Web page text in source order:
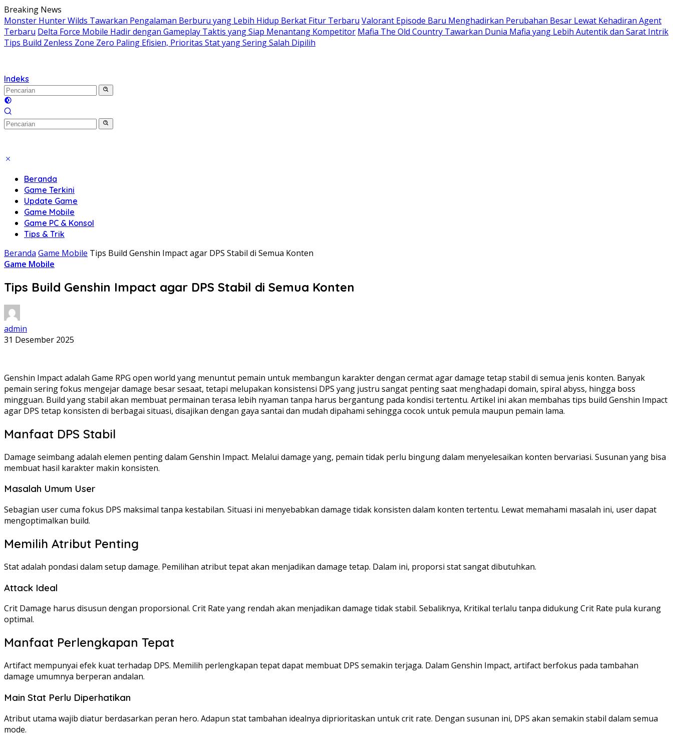
Langsung
ke
konten
Breaking News
Monster Hunter Wilds Tawarkan Pengalaman Berburu yang Lebih Hidup Berkat Fitur Terbaru Valorant Episode Baru Menghadirkan Perubahan Besar Lewat Kehadiran Agent
Terbaru Delta Force Mobile Hadir dengan Gameplay Taktis yang Siap Menantang Kompetitor Mafia The Old Country Tawarkan Dunia Mafia yang Lebih Autentik dan Sarat Intrik
Tips Build Zenless Zone Zero Paling Efisien, Prioritas Stat yang Sering Salah Dipilih
Indeks
Beranda
Game Terkini
Update Game
Game Mobile
Game PC & Konsol
Tips & Trik
Beranda Game Mobile Tips Build Genshin Impact agar DPS Stabil di Semua Konten
Game Mobile
Tips Build Genshin Impact agar DPS Stabil di Semua Konten
admin
31 Desember 2025
Genshin Impact adalah Game RPG open world yang menuntut pemain untuk membangun karakter dengan cermat agar damage tetap stabil di semua jenis konten. Banyak
pemain sering fokus mengejar damage besar sesaat, tetapi melupakan konsistensi DPS yang justru sangat penting saat menghadapi domain, spiral abyss, hingga boss
mingguan. Build yang stabil akan membuat permainan terasa lebih nyaman tanpa harus bergantung pada kondisi tertentu. Artikel ini akan membahas tips build Genshin Impact
agar DPS tetap konsisten di berbagai situasi, disajikan dengan gaya santai dan mudah dipahami sehingga cocok untuk pemula maupun pemain lama.
Manfaat DPS Stabil
Damage seimbang adalah elemen penting dalam Genshin Impact. Melalui damage yang, pemain tidak perlu bingung dalam menyelesaikan konten bervariasi. Susunan yang bisa
membuat hasil karakter makin konsisten.
Masalah Umum User
Sebagian user cuma fokus DPS maksimal tanpa kestabilan. Situasi ini menyebabkan damage tidak konsisten dalam konten tertentu. Lewat memahami masalah ini, user dapat
mengoptimalkan build.
Memilih Atribut Penting
Stat adalah pondasi dalam setup damage. Pemilihan atribut tepat akan menjadikan damage tetap. Dalam ini, proporsi stat sangat dibutuhkan.
Attack Ideal
Crit Damage harus disusun dengan proporsional. Crit Rate yang rendah akan menjadikan damage tidak stabil. Sebaliknya, Kritikal terlalu tanpa didukung Crit Rate pula kurang
optimal.
Manfaat Perlengkapan Tepat
Artifact mempunyai efek kuat terhadap DPS. Memilih perlengkapan tepat dapat membuat DPS semakin terjaga. Dalam Genshin Impact, artifact berfokus pada tambahan
damage umumnya berperan andalan.
Main Stat Perlu Diperhatikan
Atribut utama wajib diatur berdasarkan peran hero. Adapun stat tambahan idealnya diprioritaskan untuk crit rate. Dengan susunan ini, DPS akan semakin stabil dalam semua
mode.